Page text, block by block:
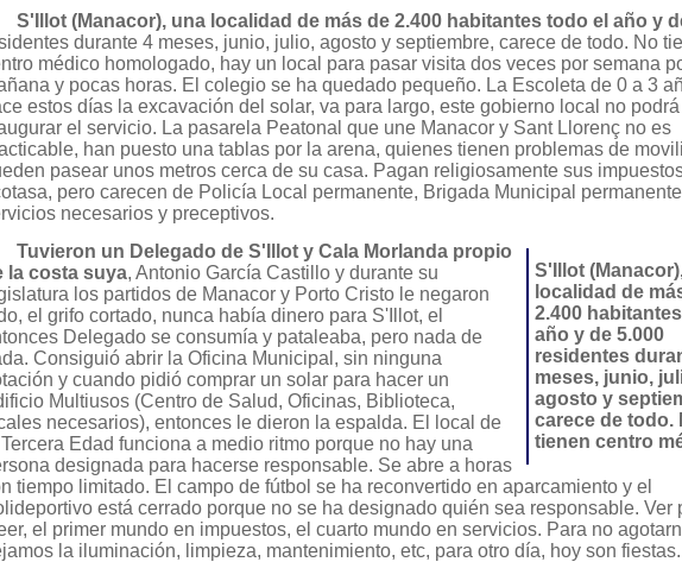
S'Illot (Manacor), una localidad de más de 2.400 habitantes todo el año y
durante 4 meses, junio, julio, agosto y septiembre, carece de todo. No
médico homologado, hay un local para pasar visita dos veces por semana
y pocas horas. El colegio se ha quedado pequeño. La Escoleta de 0 a 3
estos días la excavación del solar, va para largo, este gobierno local no podrá
el servicio. La pasarela Peatonal que une Manacor y Sant Llorenç no es
han puesto una tablas por la arena, quienes tienen problemas de
pasear unos metros cerca de su casa. Pagan religiosamente sus
pero carecen de Policía Local permanente, Brigada Municipal
necesarios y preceptivos.
S'Illot
localidad de
2.400
año y de 5.000
residentes
meses, junio,
agosto y
carece de todo.
tienen centro
Tuvieron un Delegado de S'Illot y Cala Morlanda propio
la costa suya, Antonio García Castillo y durante su
los partidos de Manacor y Porto Cristo le negaron
el grifo cortado, nunca había dinero para S'Illot, el
Delegado se consumía y pataleaba, pero nada de
Consiguió abrir la Oficina Municipal, sin ninguna
y cuando pidió comprar un solar para hacer un
Multiusos (Centro de Salud, Oficinas, Biblioteca,
necesarios), entonces le dieron la espalda. El local de
Tercera Edad funciona a medio ritmo porque no hay una
designada para hacerse responsable. Se abre a horas
tiempo limitado. El campo de fútbol se ha reconvertido en aparcamiento y el
está cerrado porque no se ha designado quién sea responsable. Ver
el primer mundo en impuestos, el cuarto mundo en servicios. Para no
la iluminación, limpieza, mantenimiento, etc, para otro día, hoy son fiestas.